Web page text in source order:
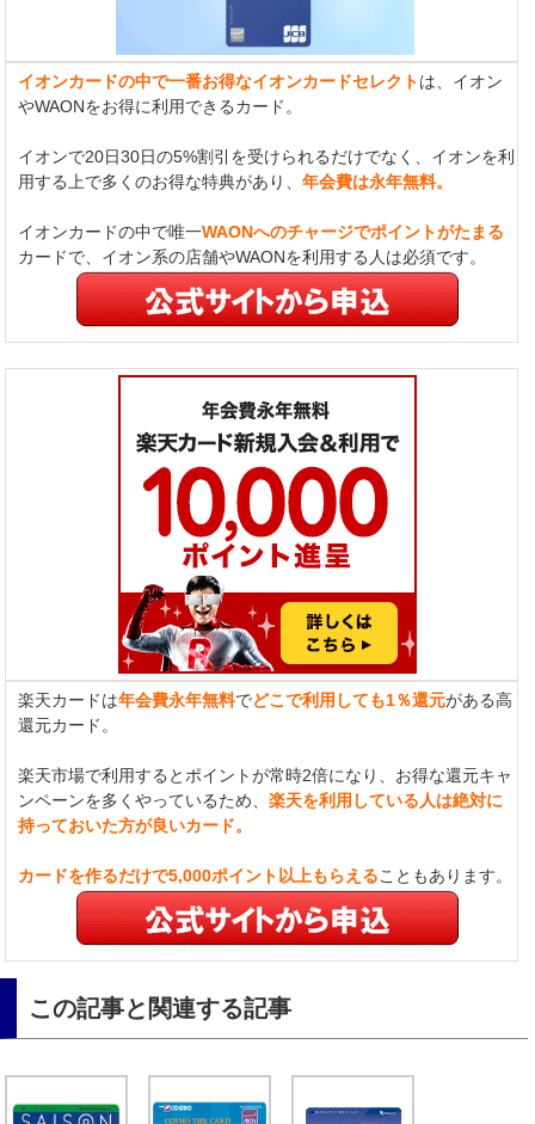
イオンカードの中で一番お得なイオンカードセレクトは、イオン
やWAONをお得に利用できるカード。
イオンで20日30日の5%割引を受けられるだけでなく、イオンを利
用する上で多くのお得な特典があり、年会費は永年無料。
イオンカードの中で唯一WAONへのチャージでポイントがたまる
カードで、イオン系の店舗やWAONを利用する人は必須です。
楽天カードは年会費永年無料でどこで利用しても1％還元がある高
還元カード。
楽天市場で利用するとポイントが常時2倍になり、お得な還元キャ
ンペーンを多くやっているため、楽天を利用している人は絶対に
持っておいた方が良いカード。
カードを作るだけで5,000ポイント以上もらえることもあります。
この記事と関連する記事